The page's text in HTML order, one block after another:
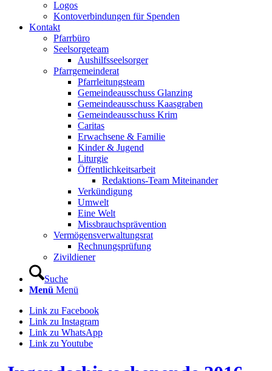
Logos
Kontoverbindungen für Spenden
Kontakt
Pfarrbüro
Seelsorgeteam
Aushilfsseelsorger
Pfarrgemeinderat
Pfarrleitungsteam
Gemeindeausschuss Glanzing
Gemeindeausschuss Kaasgraben
Gemeindeausschuss Krim
Caritas
Erwachsene & Familie
Kinder & Jugend
Liturgie
Öffentlichkeitsarbeit
Redaktions-Team Miteinander
Verkündigung
Umwelt
Eine Welt
Missbrauchsprävention
Vermögensverwaltungsrat
Rechnungsprüfung
Zivildiener
Suche
Menü Menü
Link zu Facebook
Link zu Instagram
Link zu WhatsApp
Link zu Youtube